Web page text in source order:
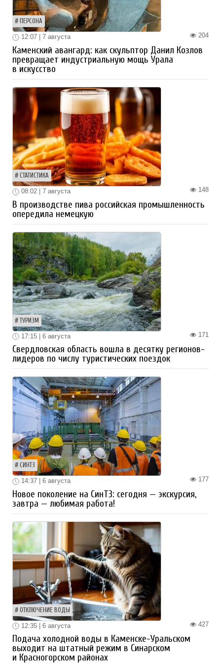
ПЕРСОНА
204
12:07 | 7 августа
Каменский авангард: как скульптор Данил Козлов
превращает индустриальную мощь Урала
в искусство
СТАТИСТИКА
148
08:02 | 7 августа
В производстве пива российская промышленность
опередила немецкую
ТУРИЗМ
171
17:15 | 6 августа
Свердловская область вошла в десятку регионов-
лидеров по числу туристических поездок
СИНТЗ
177
14:37 | 6 августа
Новое поколение на СинТЗ: сегодня — экскурсия,
завтра — любимая работа!
ОТКЛЮЧЕНИЕ ВОДЫ
427
12:35 | 6 августа
Подача холодной воды в Каменске-Уральском
выходит на штатный режим в Синарском
и Красногорском районах